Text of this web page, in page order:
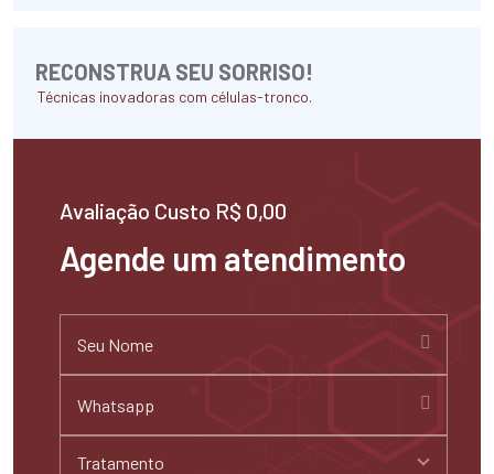
RECONSTRUA SEU SORRISO!
Técnicas inovadoras com células-tronco.
Avaliação Custo R$ 0,00
Agende um atendimento
Tratamento